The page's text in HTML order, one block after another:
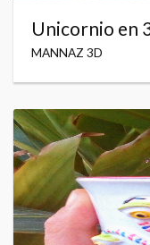
Unicornio en
MANNAZ 3D